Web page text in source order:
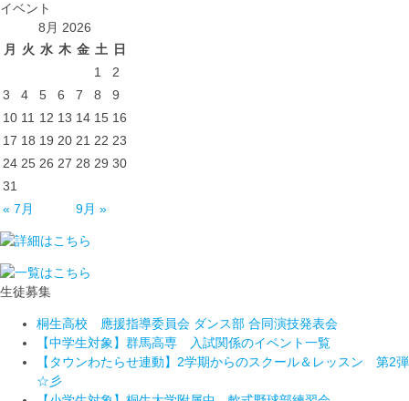
イベント
8月 2026
月
火 水 木 金 土
日
1
2
3
4 5 6 7 8
9
10 11 12 13 14 15 16
17 18 19 20 21 22 23
24 25 26 27 28 29 30
31
« 7月
9月 »
生徒募集
桐生高校 應援指導委員会 ダンス部 合同演技発表会
【中学生対象】群馬高専 入試関係のイベント一覧
【タウンわたらせ連動】2学期からのスクール＆レッスン 第2弾
☆彡